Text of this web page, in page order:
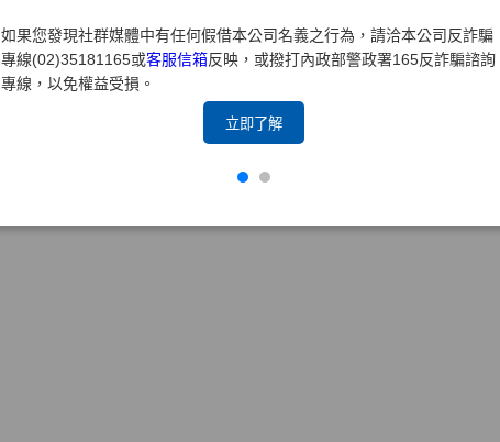
如果您發現社群媒體中有任何假借本公司名義之行為，請洽本公司反詐騙
專線(02)35181165或客服信箱反映，或撥打內政部警政署165反詐騙諮詢
專線，以免權益受損。
立即了解